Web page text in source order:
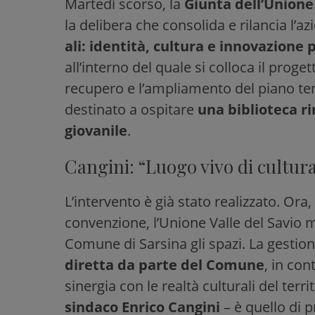
Martedì scorso, la Giunta
la delibera che consolida e rilancia
ali: identità, cultura e innovazione
all’interno del quale si colloca il
recupero e l’ampliamento del piano
destinato a ospitare una biblioteca
giovanile.
Cangini: “Luogo vivo di
L’intervento è già stato realizzato. Ora,
convenzione, l’Unione Valle del
Comune di Sarsina gli spazi. La
diretta da parte del Comune, in
sinergia con le realtà culturali del
sindaco Enrico Cangini – è quello di